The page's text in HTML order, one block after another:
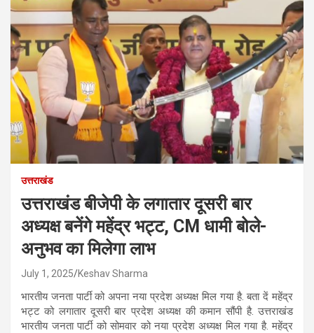
उत्तराखंड
उत्तराखंड बीजेपी के लगातार दूसरी बार
अध्यक्ष बनेंगे महेंद्र भट्ट, CM धामी बोले-
अनुभव का मिलेगा लाभ
July 1, 2025 Keshav Sharma
भारतीय जनता पार्टी को अपना नया प्रदेश अध्यक्ष मिल गया है. बता दें महेंद्र
भट्ट को लगातार दूसरी बार प्रदेश अध्यक्ष की कमान सौंपी है. उत्तराखंड
भारतीय जनता पार्टी को सोमवार को नया प्रदेश अध्यक्ष मिल गया है. महेंद्र